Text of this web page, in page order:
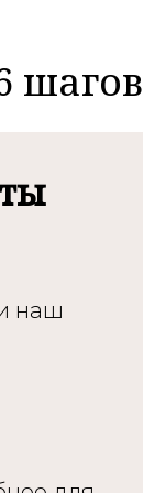
шагов
наш